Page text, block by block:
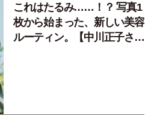
これはたるみ……！？ 写真1
枚から始まった、新しい美容
ルーティン。【中川正子さん